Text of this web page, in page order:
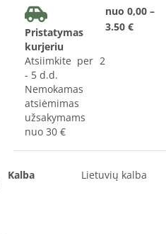
Pristatymas
kurjeriu
Atsiimkite per 2
- 5 d.d.
Nemokamas
atsiėmimas
užsakymams
nuo 30 €
nuo 0,00 –
3.50 €
Kalba Lietuvių kalba